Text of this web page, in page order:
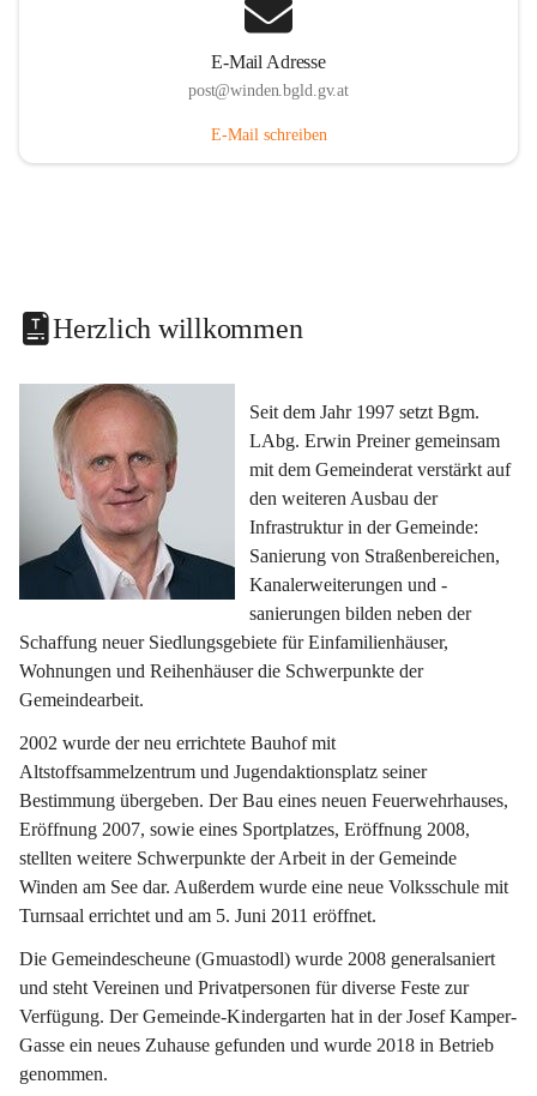
E-Mail Adresse
post@winden.bgld.gv.at
E-Mail schreiben
Herzlich willkommen
Seit dem Jahr 1997 setzt Bgm.
LAbg. Erwin Preiner gemeinsam
mit dem Gemeinderat verstärkt auf
den weiteren Ausbau der
Infrastruktur in der Gemeinde:
Sanierung von Straßenbereichen,
Kanalerweiterungen und -
sanierungen bilden neben der
Schaffung neuer Siedlungsgebiete für Einfamilienhäuser,
Wohnungen und Reihenhäuser die Schwerpunkte der
Gemeindearbeit.
2002 wurde der neu errichtete Bauhof mit
Altstoffsammelzentrum und Jugendaktionsplatz seiner
Bestimmung übergeben. Der Bau eines neuen Feuerwehrhauses,
Eröffnung 2007, sowie eines Sportplatzes, Eröffnung 2008,
stellten weitere Schwerpunkte der Arbeit in der Gemeinde
Winden am See dar. Außerdem wurde eine neue Volksschule mit
Turnsaal errichtet und am 5. Juni 2011 eröffnet.
Die Gemeindescheune (Gmuastodl) wurde 2008 generalsaniert
und steht Vereinen und Privatpersonen für diverse Feste zur
Verfügung. Der Gemeinde-Kindergarten hat in der Josef Kamper-
Gasse ein neues Zuhause gefunden und wurde 2018 in Betrieb
genommen.